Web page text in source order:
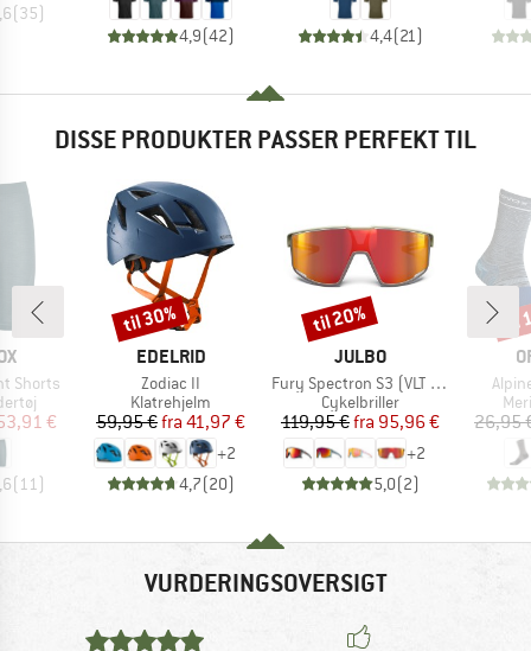
(35)
4,9(42) 4,4(21)
DISSE PRODUKTER PASSER PERFEKT TIL
Shorts
pris
€
(11 )
MÆRKE
EDELRID
Artikel
Zodiac II
Produktgruppe
Klatrehjelm
Pris
59,95 € Nedsat pris
fra 41,97 €
+2
4,7(20)
Rabat
til 30%
MÆRKE
JULBO
Artikel
Fury Spectron S3 (VLT 13%)
Produktgruppe
Cykelbriller
Pris
119,95 € Nedsat pris
fra 95,96 €
+2
5,0(2)
Rabat
til 20%
26,95
VURDERINGSOVERSIGT